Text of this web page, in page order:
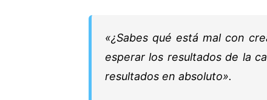
«¿Sabes qué está mal con
esperar los resultados de la
resultados en absoluto».